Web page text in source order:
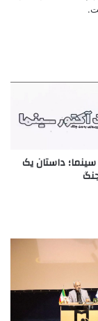
سینما؛ داستان یک